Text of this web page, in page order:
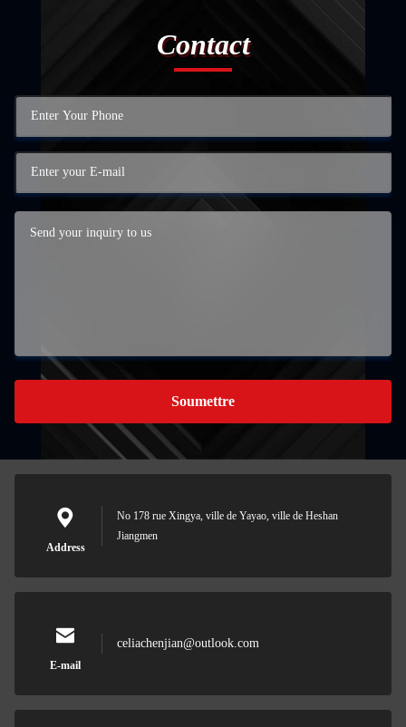
Contact
Soumettre
Address
No 178 rue Xingya, ville de Yayao, ville de Heshan
Jiangmen
E-mail
celiachenjian@outlook.com